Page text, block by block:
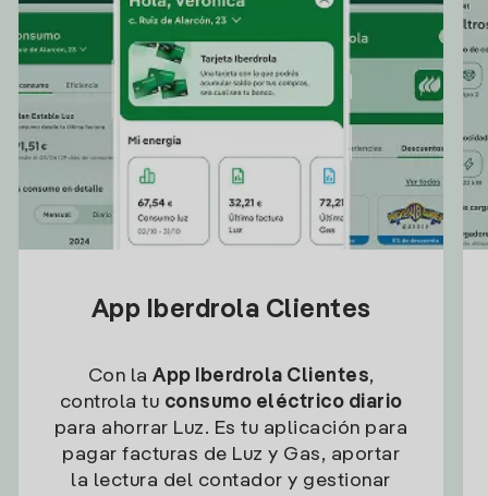
App Iberdrola Clientes
Con la App Iberdrola Clientes,
controla tu consumo eléctrico diario
para ahorrar Luz. Es tu aplicación para
pagar facturas de Luz y Gas, aportar
la lectura del contador y gestionar